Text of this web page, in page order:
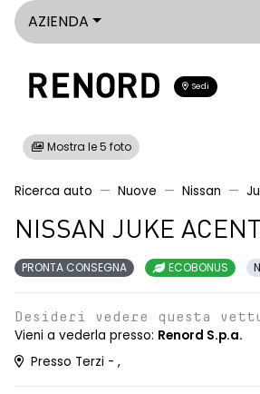
AZIENDA
Sedi
Mostra le 5 foto
Ricerca auto Nuove Nissan
NISSAN JUKE
PRONTA CONSEGNA ECOBONUS
Desideri vedere questa
Vieni a vederla presso: Renord S.p.a.
Presso Terzi - ,